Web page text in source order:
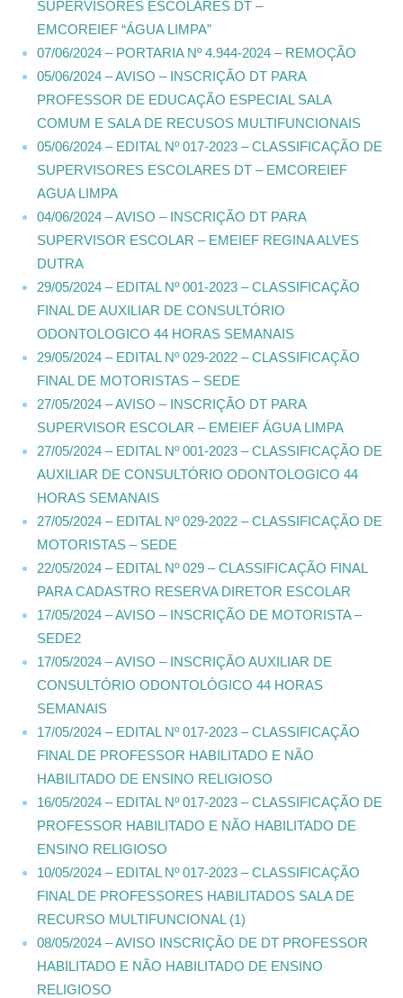
SUPERVISORES ESCOLARES DT –
EMCOREIEF “ÁGUA LIMPA”
07/06/2024 – PORTARIA Nº 4.944-2024 – REMOÇÃO
05/06/2024 – AVISO – INSCRIÇÃO DT PARA
PROFESSOR DE EDUCAÇÃO ESPECIAL SALA
COMUM E SALA DE RECUSOS MULTIFUNCIONAIS
05/06/2024 – EDITAL Nº 017-2023 – CLASSIFICAÇÃO DE
SUPERVISORES ESCOLARES DT – EMCOREIEF
AGUA LIMPA
04/06/2024 – AVISO – INSCRIÇÃO DT PARA
SUPERVISOR ESCOLAR – EMEIEF REGINA ALVES
DUTRA
29/05/2024 – EDITAL Nº 001-2023 – CLASSIFICAÇÃO
FINAL DE AUXILIAR DE CONSULTÓRIO
ODONTOLOGICO 44 HORAS SEMANAIS
29/05/2024 – EDITAL Nº 029-2022 – CLASSIFICAÇÃO
FINAL DE MOTORISTAS – SEDE
27/05/2024 – AVISO – INSCRIÇÃO DT PARA
SUPERVISOR ESCOLAR – EMEIEF ÁGUA LIMPA
27/05/2024 – EDITAL Nº 001-2023 – CLASSIFICAÇÃO DE
AUXILIAR DE CONSULTÓRIO ODONTOLOGICO 44
HORAS SEMANAIS
27/05/2024 – EDITAL Nº 029-2022 – CLASSIFICAÇÃO DE
MOTORISTAS – SEDE
22/05/2024 – EDITAL Nº 029 – CLASSIFICAÇÃO FINAL
PARA CADASTRO RESERVA DIRETOR ESCOLAR
17/05/2024 – AVISO – INSCRIÇÃO DE MOTORISTA –
SEDE2
17/05/2024 – AVISO – INSCRIÇÃO AUXILIAR DE
CONSULTÓRIO ODONTOLÓGICO 44 HORAS
SEMANAIS
17/05/2024 – EDITAL Nº 017-2023 – CLASSIFICAÇÃO
FINAL DE PROFESSOR HABILITADO E NÃO
HABILITADO DE ENSINO RELIGIOSO
16/05/2024 – EDITAL Nº 017-2023 – CLASSIFICAÇÃO DE
PROFESSOR HABILITADO E NÃO HABILITADO DE
ENSINO RELIGIOSO
10/05/2024 – EDITAL Nº 017-2023 – CLASSIFICAÇÃO
FINAL DE PROFESSORES HABILITADOS SALA DE
RECURSO MULTIFUNCIONAL (1)
08/05/2024 – AVISO INSCRIÇÃO DE DT PROFESSOR
HABILITADO E NÃO HABILITADO DE ENSINO
RELIGIOSO